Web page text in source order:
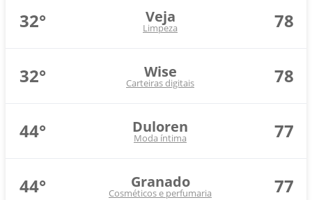
32° Veja
Limpeza 78
32° Wise
Carteiras digitais 78
44° Duloren
Moda íntima 77
44° Granado
Cosméticos e perfumaria 77